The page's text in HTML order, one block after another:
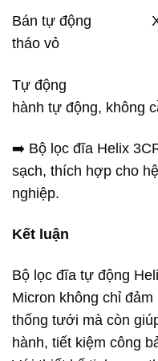
Bán tự động Xoay
tháo vỏ
Tự động Hệ
hành tự động, không
➡️ Bộ lọc đĩa Helix
sạch, thích hợp cho
nghiệp.
Kết luận
Bộ lọc đĩa tự động
Micron không chỉ
thống tưới mà còn
hành, tiết kiệm công